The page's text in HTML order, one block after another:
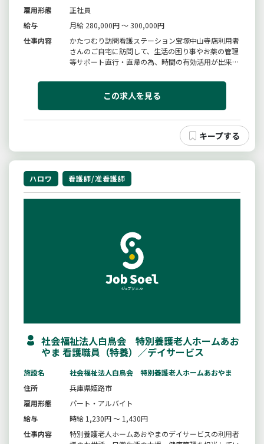
雇用形態
正社員
給与
月給 280,000円 ～ 300,000円
仕事内容
かたつむり訪問看護ステーション宝塚中山寺店利用者
さんのご自宅に訪問して、生活の困り事やお薬の管理
等サポート直行・直帰の為、時間の有効活用が出来ま
この求人を見る
ハロワ 看護師/准看護師
社会福祉法人白鳥会 特別養護老人ホームあお
やま 看護職員（特養）／デイサービス
施設名
社会福祉法人白鳥会 特別養護老人ホームあおやま
住所
兵庫県姫路市
雇用形態
パート・アルバイト
給与
時給 1,230円 ～ 1,430円
仕事内容
特別養護老人ホームあおやまのデイサービスの利用者